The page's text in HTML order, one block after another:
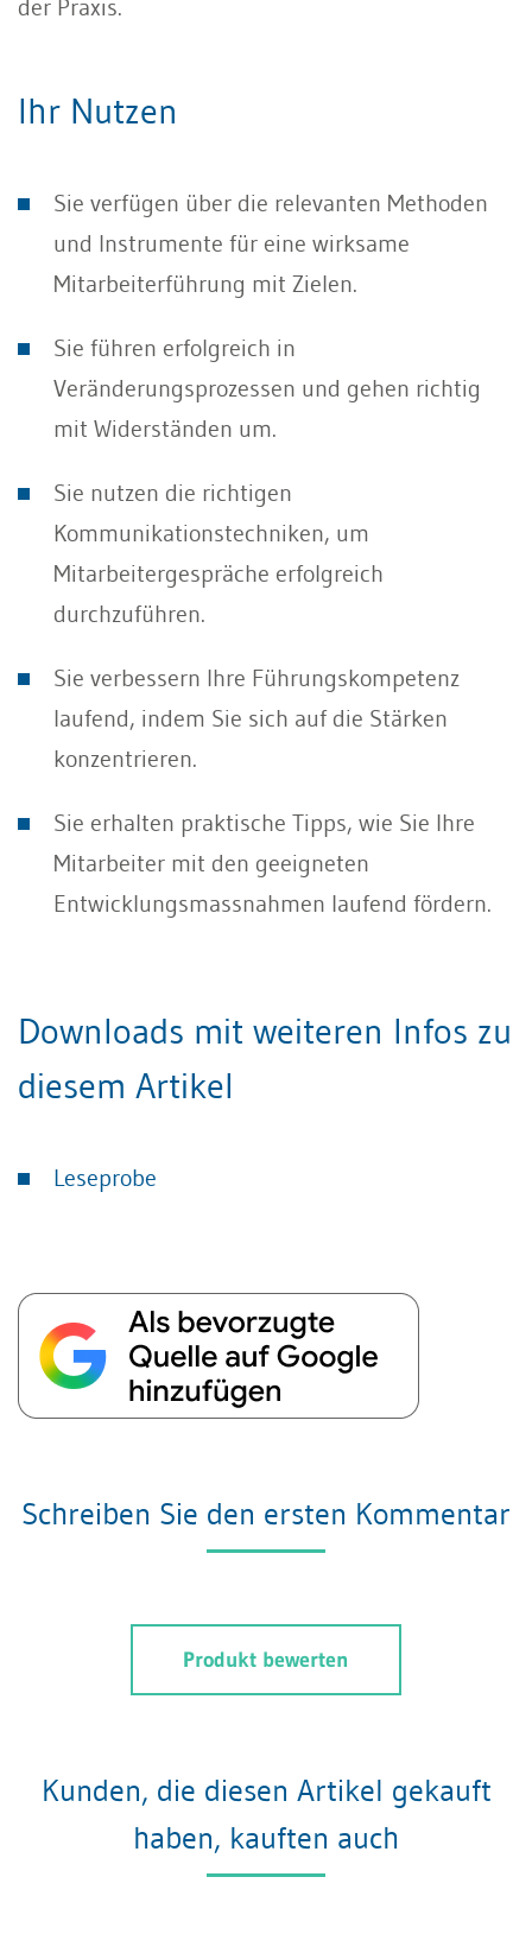
der Praxis.
Ihr Nutzen
Sie verfügen über die relevanten Methoden
und Instrumente für eine wirksame
Mitarbeiterführung mit Zielen.
Sie führen erfolgreich in
Veränderungsprozessen und gehen richtig
mit Widerständen um.
Sie nutzen die richtigen
Kommunikationstechniken, um
Mitarbeitergespräche erfolgreich
durchzuführen.
Sie verbessern Ihre Führungskompetenz
laufend, indem Sie sich auf die Stärken
konzentrieren.
Sie erhalten praktische Tipps, wie Sie Ihre
Mitarbeiter mit den geeigneten
Entwicklungsmassnahmen laufend fördern.
Downloads mit weiteren Infos zu
diesem Artikel
Leseprobe
Schreiben Sie den ersten Kommentar
Produkt bewerten
Kunden, die diesen Artikel gekauft
haben, kauften auch